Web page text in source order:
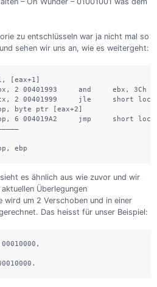
zu entschlüsseln war ja nicht mal so
sehen wir uns an, wie es weitergeht:
[eax+1]
2 00401993     and     ebx, 3Ch
2 00401999     jle     short
byte ptr [eax+2]
6 004019A2     jmp     short
ebp
es ähnlich aus wie zuvor und wir
Überlegungen
wird um 2 Verschoben und in einer
Das heisst für unser Beispiel: